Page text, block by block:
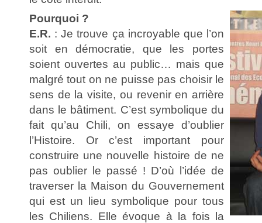
Pourquoi ?
E.R. : Je trouve ça incroyable que l’on
soit en démocratie, que les portes
soient ouvertes au public… mais que
malgré tout on ne puisse pas choisir le
sens de la visite, ou revenir en arrière
dans le bâtiment. C’est symbolique du
fait qu’au Chili, on essaye d’oublier
l’Histoire. Or c’est important pour
construire une nouvelle histoire de ne
pas oublier le passé ! D’où l’idée de
traverser la Maison du Gouvernement
qui est un lieu symbolique pour tous
les Chiliens. Elle évoque à la fois la